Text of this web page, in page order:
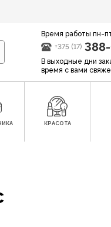
Время работы пн-
+375 (17)
В выходные дни
время с вами
КРАСОТА